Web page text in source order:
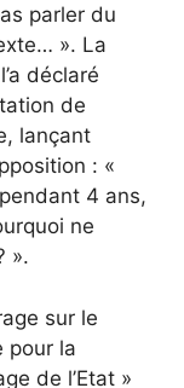
parler du
». La
déclaré
de
lançant
: «
4 ans,
ne
».
sur le
pour la
de l’Etat »